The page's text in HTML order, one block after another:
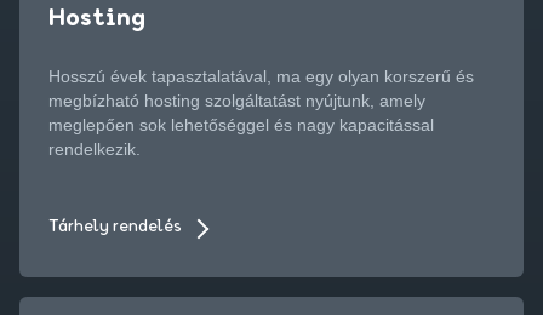
Hosting
Hosszú évek tapasztalatával, ma egy olyan korszerű és
megbízható hosting szolgáltatást nyújtunk, amely
meglepően sok lehetőséggel és nagy kapacitással
rendelkezik.
Tárhely rendelés